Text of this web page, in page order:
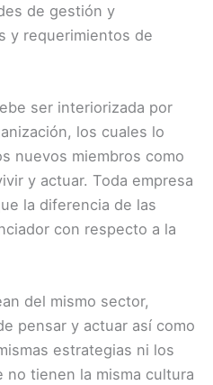
de gestión y
y requerimientos de
ser interiorizada por
los cuales lo
nuevos miembros como
y actuar. Toda empresa
la diferencia de las
con respecto a la
del mismo sector,
pensar y actuar así como
estrategias ni los
no tienen la misma cultura